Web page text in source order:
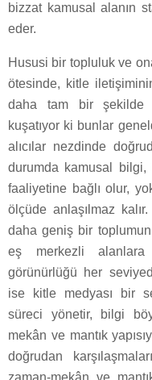
bizzat kamusal alanın
eder.
Hususi bir topluluk ve
ötesinde, kitle
daha tam bir şekilde
kuşatıyor ki bunlar
alıcılar nezdinde
durumda kamusal bilgi,
faaliyetine bağlı olur,
ölçüde anlaşılmaz
daha geniş bir
eş merkezli
görünürlüğü her
ise kitle medyası bir
süreci yönetir, bilgi
mekân ve mantık
doğrudan
zaman-mekân ve